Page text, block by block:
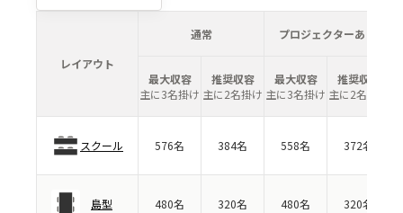
レイアウト
通常 プロジェクターあり
最大収容
主に3名掛け
推奨収容
主に2名掛け
最大収容
主に3名掛け
推奨収容
主に2名掛け
スクール 576名 384名 558名 372名
島型 480名 320名 480名 320名